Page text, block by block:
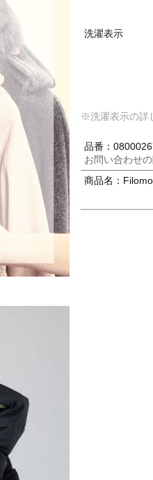
洗濯表示
※洗濯表示の詳
品番：
お問い合わせ
商品名：